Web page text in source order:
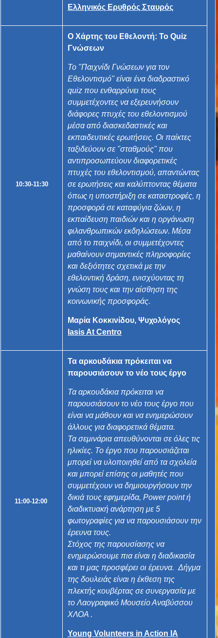
Ελληνικός Ερυθρός Σταυρός
10:30-11:30
Ο Χάρτης του Εθελοντή: Το Quiz
Γνώσεων
Το "Παιχνίδι Γνώσεων για τον
Εθελοντισμό" είναι ένα διαδραστικό
quiz που ενθαρρύνει τους
συμμετέχοντες να εξερευνήσουν
διάφορες πτυχές του εθελοντισμού
μέσα από διασκεδαστικές και
εκπαιδευτικές ερωτήσεις. Οι παίκτες
ταξιδεύουν σε "σταθμούς" που
αντιπροσωπεύουν διαφορετικές
πτυχές του εθελοντισμού, απαντώντας
σε ερωτήσεις και καλύπτοντας θέματα
όπως η υποστήριξη σε καταστροφές, η
προσφορά σε καταφύγια ζώων, η
εκπαίδευση παιδιών και η οργάνωση
φιλανθρωπικών εκδηλώσεων. Μέσα
από το παιχνίδι, οι συμμετέχοντες
μαθαίνουν σημαντικές πληροφορίες
και δεξιότητες σχετικά με την
εθελοντική δράση, ενισχύοντας τη
γνώση τους και την αίσθηση της
κοινωνικής προσφοράς.
Μαρία Κοκκινίδου, Ψυχολόγος
Iasis At Centro
11:00-12:00
Τα αρκουδάκια πρόκειται να
παρουσιάσουν το νέο τους έργο
Τα αρκουδάκια πρόκειται να
παρουσιάσουν το νέο τους έργο που
είναι να μάθουν και να ενημερώσουν
άλλους για διαφορετικά θέματα.
Τα σεμινάρια απευθύνονται σε όλες τις
ηλικίες. Το έργο που παρουσιάζεται
μπορεί να υλοποιηθεί από τα σχολεία
και μπορεί επίσης οι μαθητές που
συμμετέχουν να δημιουργήσουν την
δικιά τους εφημερίδα, Power point ή
διαδικτυακή ανάρτηση με 5
φωτογραφίες για να παρουσιάσουν την
έρευνα τους.
Στόχος της παρουσίασης να
ενημερώσουμε πια είναι η διαδικασία
και τι μας προσφέρει οι έρευνα. Δήγμα
της δουλειάς είναι η έκθεση της
πλεκτής κουβέρτας σε συνεργασία με
το Λαογραφικό Μουσείο Αναβύσσου
ΧΛΟΑ .
Young Volunteers in Action IA